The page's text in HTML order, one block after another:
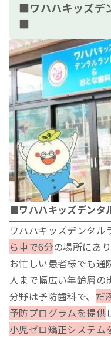
■ワハハキッズデ
■
■ワハハキッズデンタ
ワハハキッズデンタル
ら車で6分の場所にあ
お忙しい患者様でも通
人まで幅広い年齢層の
分野は予防歯科で、 だ
予防プログラムを提供
小児ゼロ矯正システム